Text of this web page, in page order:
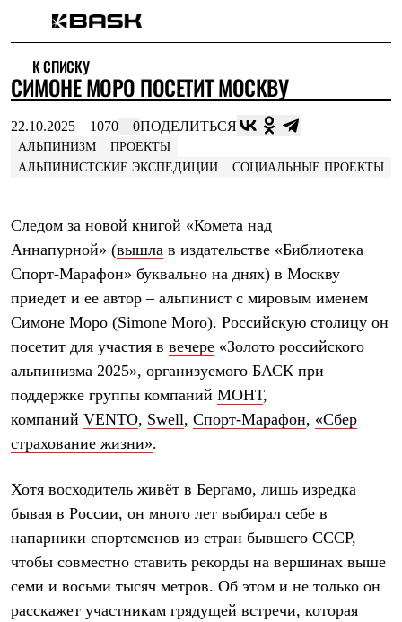
Интернет-магазин
Мужская одежда
Утепленная пухом
Куртки
Брюки
Жилеты
Комбинезоны
Брюки
Штормовая одежда
Куртки
Брюки
Куртки
Брюки
Брюки
Жилеты
Термобелье
Теплое термобелье
Среднее термобелье
Футболки
Рубашки
Брюки
Шорты
Утепленная пухом
Куртки
К СПИСКУ
СИМОНЕ МОРО ПОСЕТИТ МОСКВУ
22.10.2025 1070 0ПОДЕЛИТЬСЯ
АЛЬПИНИЗМ
ПРОЕКТЫ
АЛЬПИНИСТСКИЕ ЭКСПЕДИЦИИ
СОЦИАЛЬНЫЕ ПРОЕКТЫ
Следом за новой книгой «Комета над
Аннапурной» (вышла в издательстве «Библиотека
Спорт-Марафон» буквально на днях) в Москву
приедет и ее автор – альпинист с мировым именем
Симоне Моро (Simone Moro). Российскую столицу он
посетит для участия в вечере «Золото российского
альпинизма 2025», организуемого БАСК при
поддержке группы компаний МОНТ,
компаний VENTO, Swell, Спорт-Марафон, «Сбер
страхование жизни».
Хотя восходитель живёт в Бергамо, лишь изредка
бывая в России, он много лет выбирал себе в
напарники спортсменов из стран бывшего СССР,
чтобы совместно ставить рекорды на вершинах выше
семи и восьми тысяч метров. Об этом и не только он
расскажет участникам грядущей встречи, которая